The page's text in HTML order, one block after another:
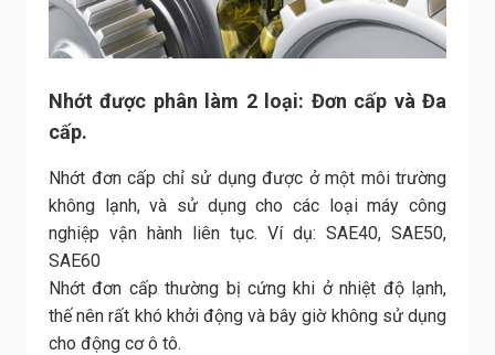
Nhớt được phân làm 2 loại: Đơn cấp và Đa
cấp.
Nhớt đơn cấp chỉ sử dụng được ở một môi trường
không lạnh, và sử dụng cho các loại máy công
nghiệp vận hành liên tục. Ví dụ: SAE40, SAE50,
SAE60
Nhớt đơn cấp thường bị cứng khi ở nhiệt độ lạnh,
thế nên rất khó khởi động và bây giờ không sử dụng
cho động cơ ô tô.